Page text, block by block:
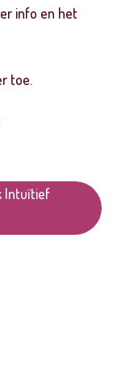
info en het
toe.
Intuïtief